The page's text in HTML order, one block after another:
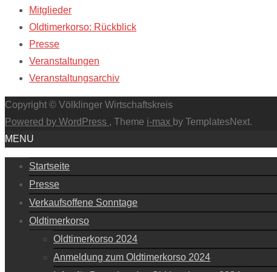
Mitglieder
Oldtimerkorso: Rückblick
Presse
Veranstaltungen
Veranstaltungsarchiv
Copyright © Völklinger Wirtschaftskreis
Powered by WordPress , Theme i-max by TemplatesNext.
MENU
Startseite
Presse
Verkaufsoffene Sonntage
Oldtimerkorso
Oldtimerkorso 2024
Anmeldung zum Oldtimerkorso 2024